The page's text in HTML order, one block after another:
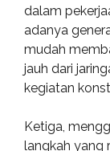
dalam
adanya
mudah
jauh dari
kegiatan
Ketiga,
langkah yang